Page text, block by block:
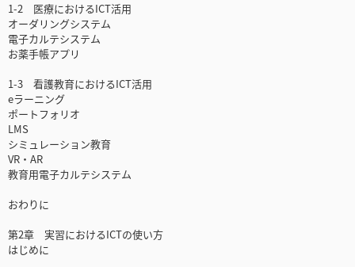
1-2 医療におけるICT活用
オーダリングシステム
電子カルテシステム
お薬手帳アプリ
1-3 看護教育におけるICT活用
eラーニング
ポートフォリオ
LMS
シミュレーション教育
VR・AR
教育用電子カルテシステム
おわりに
第2章 実習におけるICTの使い方
はじめに